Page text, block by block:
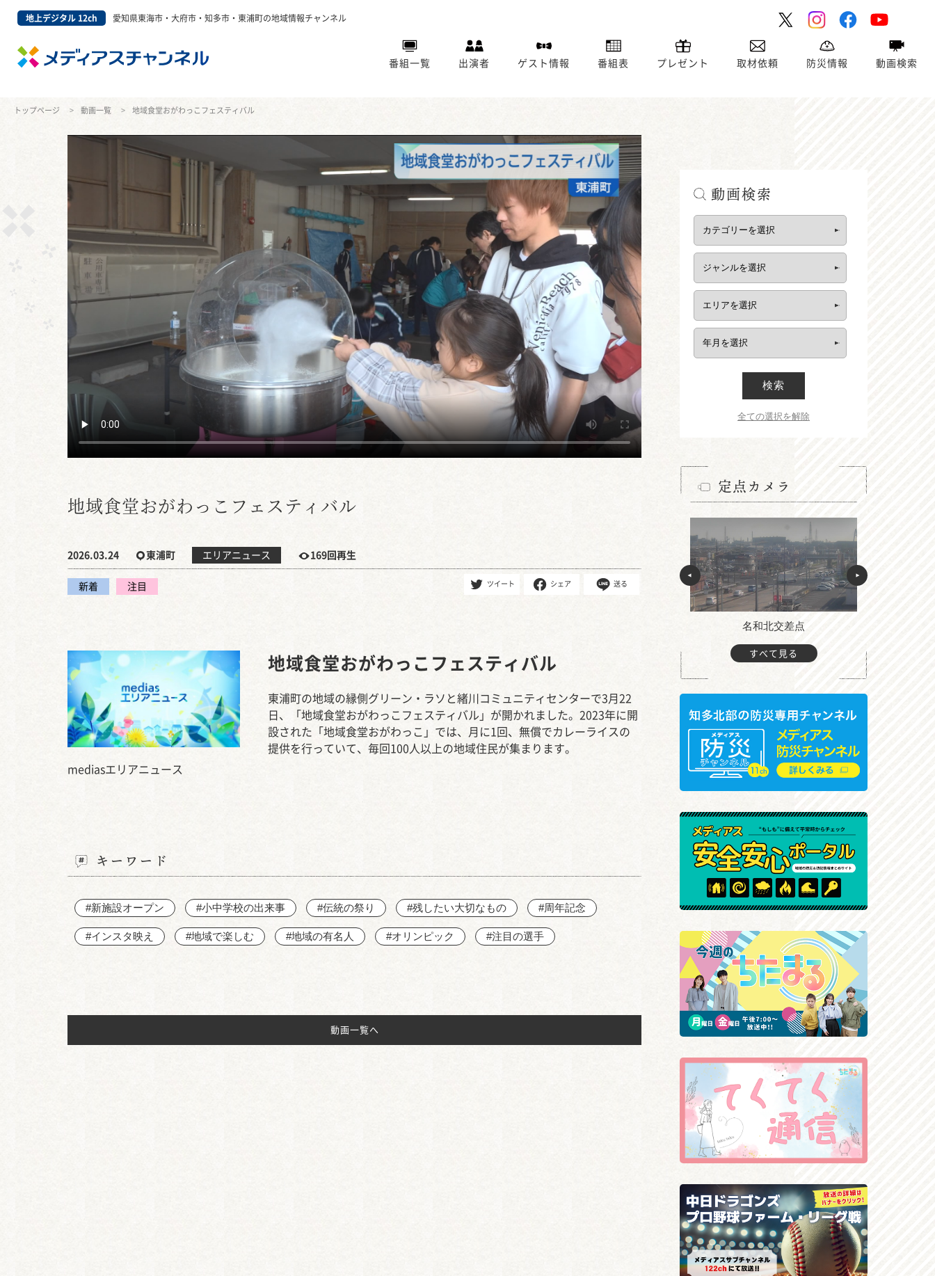
地上デジタル 12ch 愛知県東海市・大府市・知多市・東浦町の地域情報チャンネル
番組一覧 出演者 ゲスト情報 番組表 プレゼント 取材依頼 防災情報 動画検索
トップページ 動画一覧 地域食堂おがわっこフェスティバル
地域食堂おがわっこフェスティバル
2026.03.24 東浦町 エリアニュース 169回再生
新着 注目 ツイート シェア 送る
mediasエリアニュース
地域食堂おがわっこフェスティバル
東浦町の地域の縁側グリーン・ラソと緒川コミュニティセンターで3月22
日、「地域食堂おがわっこフェスティバル」が開かれました。2023年に開
設された「地域食堂おがわっこ」では、月に1回、無償でカレーライスの
提供を行っていて、毎回100人以上の地域住民が集まります。
キーワード
#新施設オープン #小中学校の出来事 #伝統の祭り #残したい大切なもの #周年記念
#インスタ映え #地域で楽しむ #地域の有名人 #オリンピック #注目の選手
動画一覧へ
動画検索
検索
全ての選択を解除
定点カメラ
名和北交差点
すべて見る